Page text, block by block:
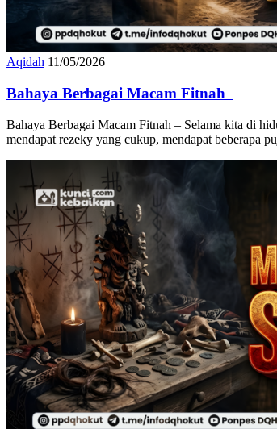
Aqidah 11/05/2026
Bahaya Berbagai Macam Fitnah
Bahaya Berbagai Macam Fitnah – Selama kita di
mendapat rezeky yang cukup, mendapat beberapa